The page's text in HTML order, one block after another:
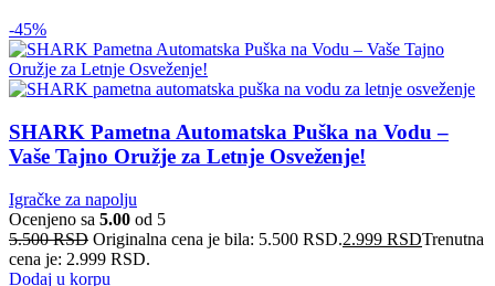
-45%
SHARK Pametna Automatska Puška na Vodu –
Vaše Tajno Oružje za Letnje Osveženje!
Igračke za napolju
Ocenjeno sa 5.00 od 5
5.500RSD Originalna cena je bila: 5.500 RSD.2.999 RSDTrenutna
cena je: 2.999 RSD.
Dodaj u korpu